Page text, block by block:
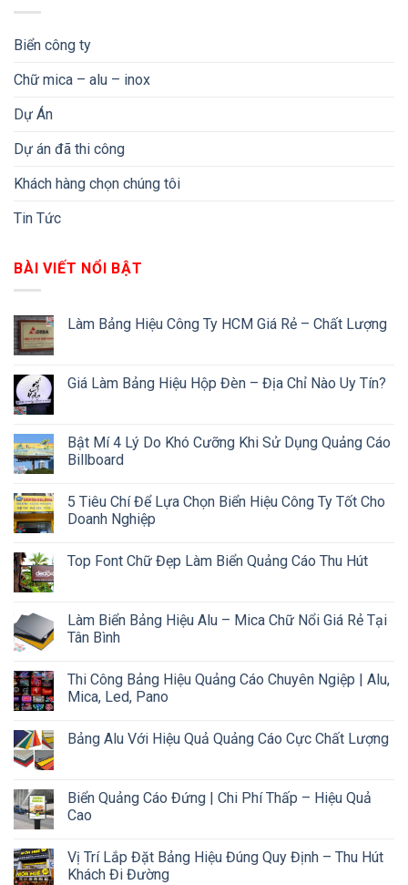
Biển công ty
Chữ mica – alu – inox
Dự Án
Dự án đã thi công
Khách hàng chọn chúng tôi
Tin Tức
BÀI VIẾT NỔI BẬT
Làm Bảng Hiệu Công Ty HCM Giá Rẻ – Chất Lượng
Giá Làm Bảng Hiệu Hộp Đèn – Địa Chỉ Nào Uy Tín?
Bật Mí 4 Lý Do Khó Cưỡng Khi Sử Dụng Quảng Cáo
Billboard
5 Tiêu Chí Để Lựa Chọn Biển Hiệu Công Ty Tốt Cho
Doanh Nghiệp
Top Font Chữ Đẹp Làm Biển Quảng Cáo Thu Hút
Làm Biển Bảng Hiệu Alu – Mica Chữ Nổi Giá Rẻ Tại
Tân Bình
Thi Công Bảng Hiệu Quảng Cáo Chuyên Ngiệp | Alu,
Mica, Led, Pano
Bảng Alu Với Hiệu Quả Quảng Cáo Cực Chất Lượng
Biển Quảng Cáo Đứng | Chi Phí Thấp – Hiệu Quả
Cao
Vị Trí Lắp Đặt Bảng Hiệu Đúng Quy Định – Thu Hút
Khách Đi Đường